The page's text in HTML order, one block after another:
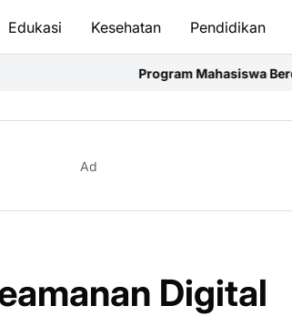
Edukasi Kesehatan Pendidikan
Program Mahasiswa Berdampak Perkuat
Ad
Digital